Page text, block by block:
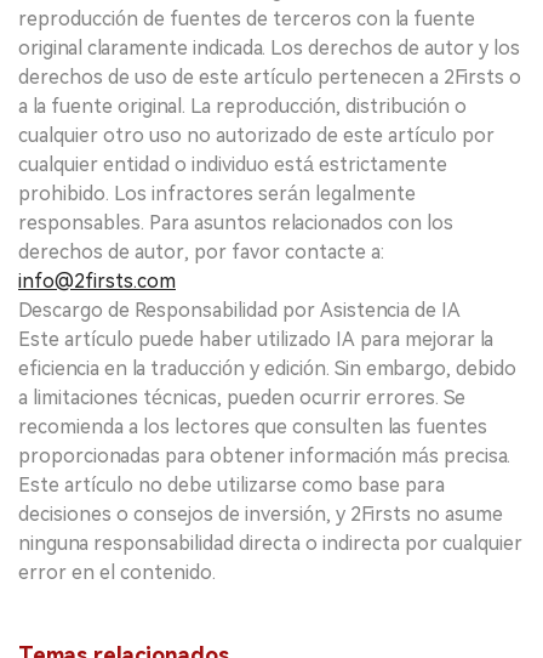
reproducción de fuentes de terceros con la fuente
original claramente indicada. Los derechos de autor y los
derechos de uso de este artículo pertenecen a 2Firsts o
a la fuente original. La reproducción, distribución o
cualquier otro uso no autorizado de este artículo por
cualquier entidad o individuo está estrictamente
prohibido. Los infractores serán legalmente
responsables. Para asuntos relacionados con los
derechos de autor, por favor contacte a:
info@2firsts.com
Descargo de Responsabilidad por Asistencia de IA
Este artículo puede haber utilizado IA para mejorar la
eficiencia en la traducción y edición. Sin embargo, debido
a limitaciones técnicas, pueden ocurrir errores. Se
recomienda a los lectores que consulten las fuentes
proporcionadas para obtener información más precisa.
Este artículo no debe utilizarse como base para
decisiones o consejos de inversión, y 2Firsts no asume
ninguna responsabilidad directa o indirecta por cualquier
error en el contenido.